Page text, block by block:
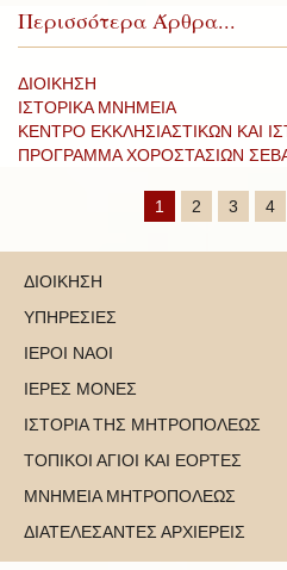
Περισσότερα Άρθρα...
ΔΙΟΙΚΗΣΗ
ΙΣΤΟΡΙΚΑ ΜΝΗΜΕΙΑ
ΚΕΝΤΡΟ ΕΚΚΛΗΣΙΑΣΤΙΚΩΝ ΚΑΙ
ΠΡΟΓΡΑΜΜΑ ΧΟΡΟΣΤΑΣΙΩΝ
1 2 3 4
ΔΙΟΙΚΗΣΗ
ΥΠΗΡΕΣΙΕΣ
ΙΕΡΟΙ ΝΑΟΙ
ΙΕΡΕΣ ΜΟΝΕΣ
ΙΣΤΟΡΙΑ ΤΗΣ ΜΗΤΡΟΠΟΛΕΩΣ
ΤΟΠΙΚΟΙ ΑΓΙΟΙ ΚΑΙ ΕΟΡΤΕΣ
ΜΝΗΜΕΙΑ ΜΗΤΡΟΠΟΛΕΩΣ
ΔΙΑΤΕΛΕΣΑΝΤΕΣ ΑΡΧΙΕΡΕΙΣ